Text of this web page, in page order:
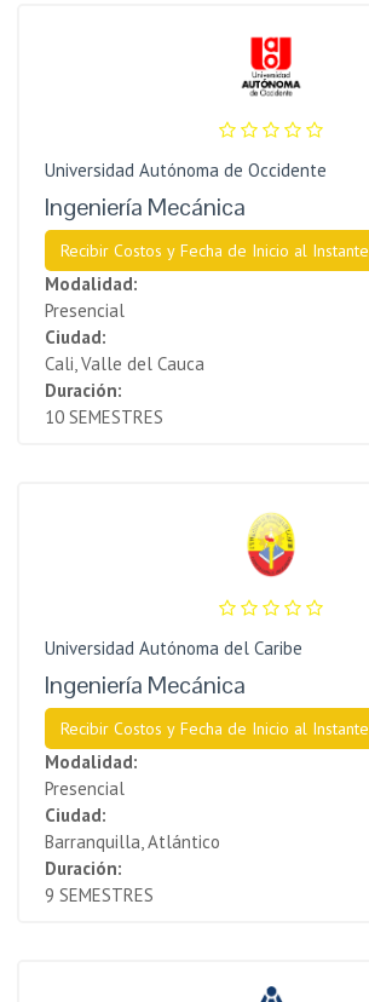
Universidad Autónoma de Occidente
Ingeniería Mecánica
Recibir Costos y Fecha de Inicio al Instante
Modalidad:
Presencial
Ciudad:
Cali, Valle del Cauca
Duración:
10 SEMESTRES
Universidad Autónoma del Caribe
Ingeniería Mecánica
Recibir Costos y Fecha de Inicio al Instante
Modalidad:
Presencial
Ciudad:
Barranquilla, Atlántico
Duración:
9 SEMESTRES